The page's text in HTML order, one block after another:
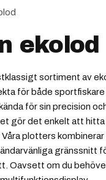
ekolod
sortiment av
för både sportfiskare
för sin precision
gör det enkelt att hitta
plotters kombinerar
gränssnitt
Oavsett om du